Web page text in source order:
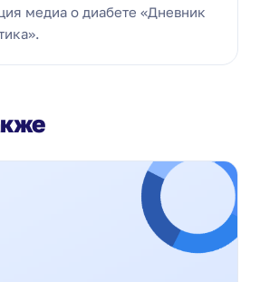
медиа о диабете «Дневник